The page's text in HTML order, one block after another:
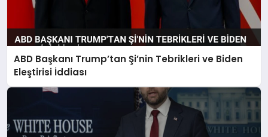
ABD Başkanı Trump’tan Şi’nin Tebrikleri ve Biden
Eleştirisi İddiası